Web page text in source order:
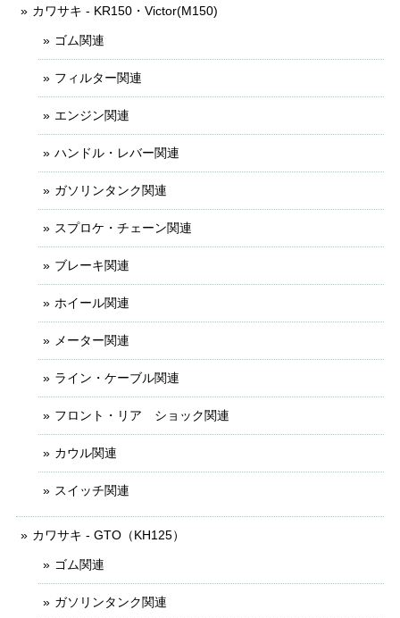
カワサキ - KR150・Victor(M150)
ゴム関連
フィルター関連
エンジン関連
ハンドル・レバー関連
ガソリンタンク関連
スプロケ・チェーン関連
ブレーキ関連
ホイール関連
メーター関連
ライン・ケーブル関連
フロント・リア ショック関連
カウル関連
スイッチ関連
カワサキ - GTO（KH125）
ゴム関連
ガソリンタンク関連